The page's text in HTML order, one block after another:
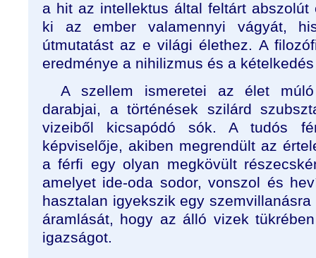
a hit az intellektus által feltárt abszolút
ki az ember valamennyi vágyát,
útmutatást az e világi élethez. A
eredménye a nihilizmus és a
A szellem ismeretei az élet múló
darabjai, a történések szilárd
vizeiből kicsapódó sók. A tudós
képviselője, akiben megrendült az
a férfi egy olyan megkövült
amelyet ide-oda sodor, vonszol és
hasztalan igyekszik egy
áramlását, hogy az álló vizek
igazságot.